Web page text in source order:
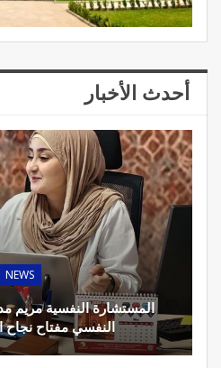
أحدث الأخبار
NEWS
المستشارة النفسية مريم
النفسي مفتاح نجاح